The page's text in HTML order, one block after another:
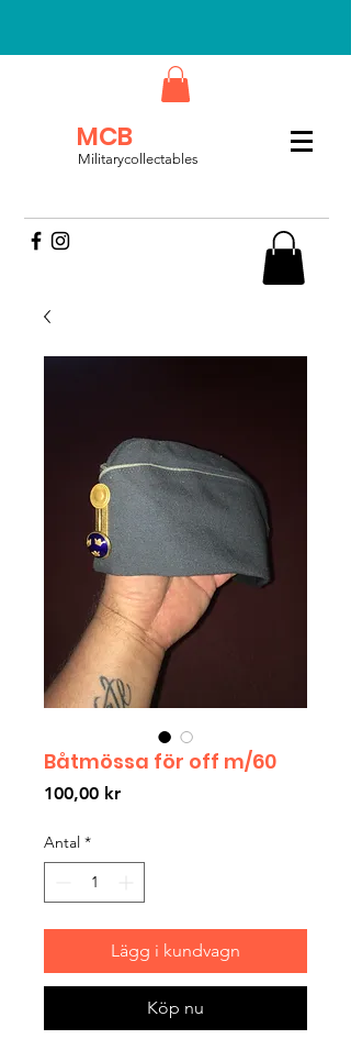
MCB
Militarycollectables
Båtmössa för off m/60
100,00 krPris
Antal *
Lägg i kundvagn
Köp nu